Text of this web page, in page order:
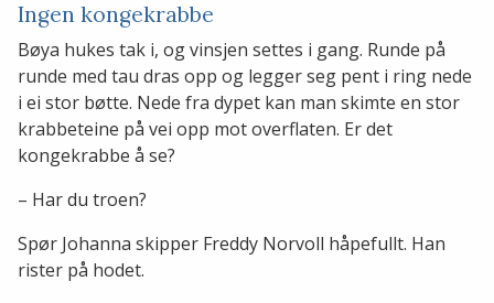
Ingen kongekrabbe
Bøya hukes tak i, og vinsjen settes i gang. Runde på
runde med tau dras opp og legger seg pent i ring nede
i ei stor bøtte. Nede fra dypet kan man skimte en stor
krabbeteine på vei opp mot overflaten. Er det
kongekrabbe å se?
– Har du troen?
Spør Johanna skipper Freddy Norvoll håpefullt. Han
rister på hodet.